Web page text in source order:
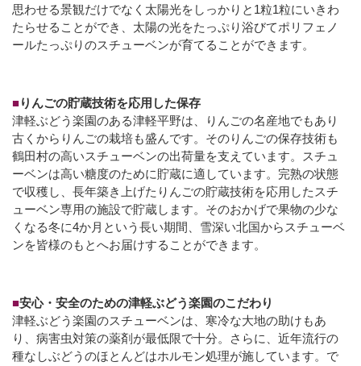
思わせる景観だけでなく太陽光をしっかりと1粒1粒にいきわ
たらせることができ、太陽の光をたっぷり浴びてポリフェノ
ールたっぷりのスチューベンが育てることができます。
■りんごの貯蔵技術を応用した保存
津軽ぶどう楽園のある津軽平野は、りんごの名産地でもあり
古くからりんごの栽培も盛んです。そのりんごの保存技術も
鶴田村の高いスチューベンの出荷量を支えています。スチュ
ーベンは高い糖度のために貯蔵に適しています。完熟の状態
で収穫し、長年築き上げたりんごの貯蔵技術を応用したスチ
ューベン専用の施設で貯蔵します。そのおかげで果物の少な
くなる冬に4か月という長い期間、雪深い北国からスチューベ
ンを皆様のもとへお届けすることができます。
■安心・安全のための津軽ぶどう楽園のこだわり
津軽ぶどう楽園のスチューベンは、寒冷な大地の助けもあ
り、病害虫対策の薬剤が最低限で十分。さらに、近年流行の
種なしぶどうのほとんどはホルモン処理が施しています。で